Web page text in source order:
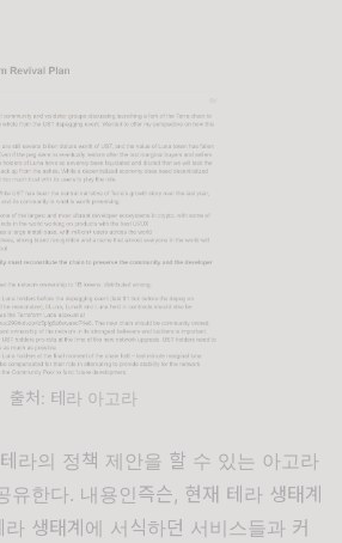
출처: 테라 아고라
라의 정책 제안을 할 수 있는 아고라
한다. 내용인즉슨, 현재 테라 생태계
생태계에 서식하던 서비스들과 커